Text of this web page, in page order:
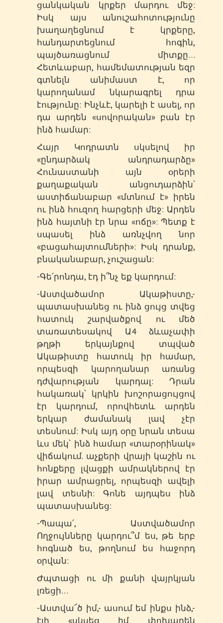
ցանկական կրքեր մարդու մեջ:
Իսկ այս անուշահոտությունը
խաղաղեցնում է կրքերը,
հանդարտեցնում հոգին,
պայծառացնում միտքը…
Հետևաբար, համեմատության եզր
գտնելն անիմաստ է, որ
կարողանամ նկարագրել դրա
էությունը: Ինչևէ, կարելի է ասել, որ
դա արդեն «սովորական» բան էր
ինձ համար:
Հայր Կոդրատն սկսելով իր
«ընդարձակ անդրադարձը»
Հունաստանի այն օրերի
քաղաքական անցուդարձին՝
աստիճանաբար «մտնում է» իրեն
ու ինձ հուզող հարցերի մեջ: Արդեն
ինձ հայտնի էր նրա «ոճը»: Պետք է
սպասել ինձ առնչվող նոր
«բացահայտումների»: Իսկ դրանք,
բնականաբար, չուշացան:
-Գե՛րոնդա, էդ ի՞նչ եք կարդում:
-Աստվածամոր Ակաթիստը,-
պատասխանեց ու ինձ ցույց տվեց
հատուկ շարվածքով ու մեծ
տառատեսակով Ա4 ձևաչափի
թղթի երկայնքով տպված
Ակաթիստը հատուկ իր համար,
որպեսզի կարողանար առանց
դժվարության կարդալ: Դրան
հակառակ՝ կրկին խոշորացույցով
էր կարդում, որովհետև արդեն
երկար ժամանակ լավ չէր
տեսնում: Իսկ այդ օրը նրան տեսա
ևս մեկ՝ ինձ համար «տարօրինակ»
վիճակում. աչքերի վրայի կաշին ու
հոնքերը լվացքի ամրակներով էր
իրար ամրացրել, որպեսզի ավելի
լավ տեսնի: Գոնե այդպես ինձ
պատասխանեց:
-Պապա՛, Աստվածամոր
Ողջույնները կարդու՞մ ես, թե երբ
հոգնած ես, թողնում ես հաջորդ
օրվան:
Ժպտացի ու մի քանի վայրկյան
լռեցի…
-Աստվա՜ծ իմ,- ասում եմ ինքս ինձ,-
էլի «սկսեց իմ փոխարեն